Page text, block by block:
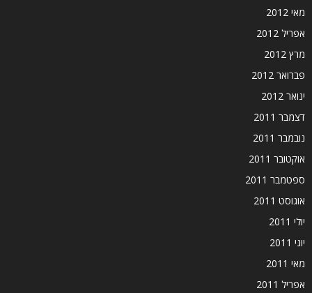
מאי 2012
אפריל 2012
מרץ 2012
פברואר 2012
ינואר 2012
דצמבר 2011
נובמבר 2011
אוקטובר 2011
ספטמבר 2011
אוגוסט 2011
יולי 2011
יוני 2011
מאי 2011
אפריל 2011